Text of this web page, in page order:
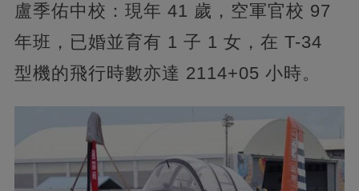
盧季佑中校：現年 41 歲，空軍官校 97
年班，已婚並育有 1 子 1 女，在 T-34
型機的飛行時數亦達 2114+05 小時。